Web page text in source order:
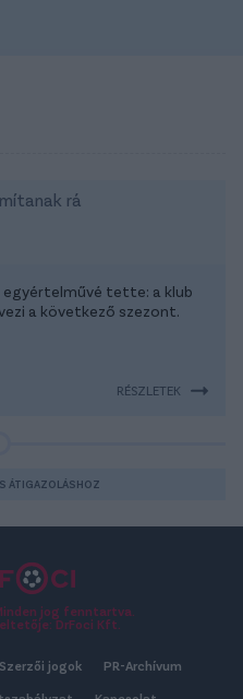
rá
egyértelművé tette: a klub
a következő szezont.
RÉSZLETEK
ÁTIGAZOLÁSHOZ
jog fenntartva.
DrFoci Kft.
Szerzői jogok PR-Archívum